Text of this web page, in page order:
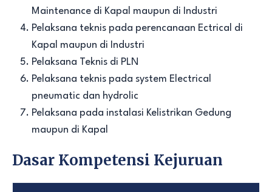
Maintenance di Kapal maupun di Industri
Pelaksana teknis pada perencanaan Ectrical di
Kapal maupun di Industri
Pelaksana Teknis di PLN
Pelaksana teknis pada system Electrical
pneumatic dan hydrolic
Pelaksana pada instalasi Kelistrikan Gedung
maupun di Kapal
Dasar Kompetensi Kejuruan